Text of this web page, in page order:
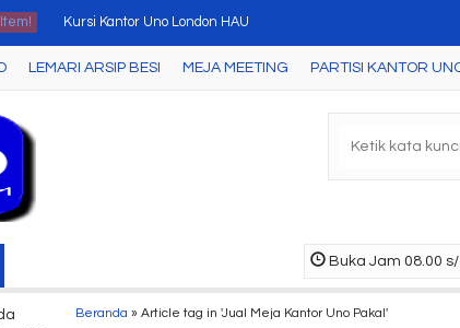
Kursi Kantor Uno London HAU
Lemari Arsip Uno UST 7464 ( Maple-White )
LEMARI ARSIP BESI MEJA MEETING PARTISI KANTOR
Buka Jam 08.00
Beranda »Article tag in 'Jual Meja Kantor Uno Pakal'